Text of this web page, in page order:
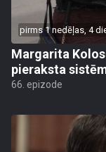
pirms 1 nedēļas, 4
Margarita
pieraksta
66. epizode